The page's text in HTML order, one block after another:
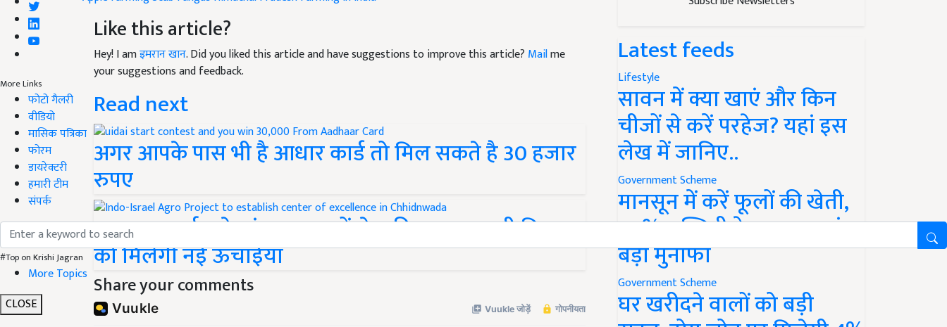
More Links
फोटो गैलरी
वीडियो
मासिक पत्रिका
फोरम
डायरेक्टरी
हमारी टीम
संपर्क
#Top on Krishi Jagran
More Topics
CLOSE
Like this article?
Hey! I amइमरान खान. Did you liked this article and have suggestions to improve this article? Mailme
your suggestions and feedback.
Read next
अगर आपके पास भी है आधार कार्ड तो मिल सकते है 30 हजार
रुपए
भारत-इजराईल के संयुक्त प्रयासों से एकीकृत बागवानी मिशन
को मिलेगी नई ऊंचाईया
Share your comments
Latest feeds
Lifestyle
सावन में क्या खाएं और किन
चीजों से करें परहेज? यहां इस
लेख में जानिए..
Government Scheme
मानसून में करें फूलों की खेती,
50% सब्सिडी के साथ कमाएं
बड़ा मुनाफा
Government Scheme
घर खरीदने वालों को बड़ी